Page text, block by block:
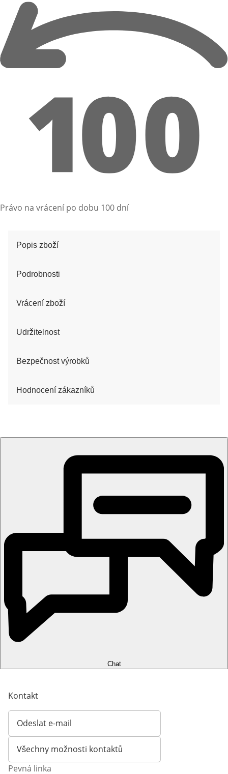
Právo na vrácení po dobu 100 dní
Popis zboží
Podrobnosti
Vrácení zboží
Udržitelnost
Bezpečnost výrobků
Hodnocení zákazníků
Chat
Kontakt
Odeslat e-mail
Otevírá e-mailového klienta
Všechny možnosti kontaktů
Pevná linka